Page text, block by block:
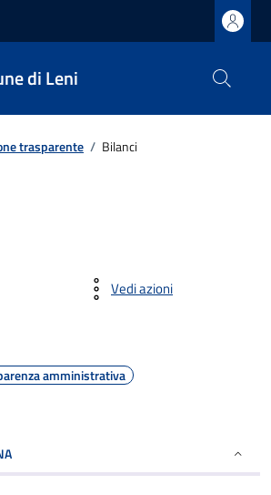
di Leni
trasparente / Bilanci
Vedi azioni
amministrativa